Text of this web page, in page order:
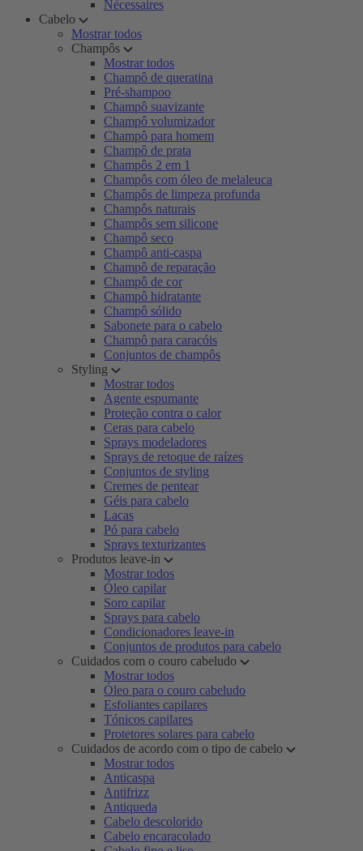
Nécessaires
Cabelo
Mostrar todos
Champôs
Mostrar todos
Champô de queratina
Pré-shampoo
Champô suavizante
Champô volumizador
Champô para homem
Champô de prata
Champôs 2 em 1
Champôs com óleo de melaleuca
Champôs de limpeza profunda
Champôs naturais
Champôs sem silicone
Champô seco
Champô anti-caspa
Champô de reparação
Champô de cor
Champô hidratante
Champô sólido
Sabonete para o cabelo
Champô para caracóis
Conjuntos de champôs
Styling
Mostrar todos
Agente espumante
Proteção contra o calor
Ceras para cabelo
Sprays modeladores
Sprays de retoque de raízes
Conjuntos de styling
Cremes de pentear
Géis para cabelo
Lacas
Pó para cabelo
Sprays texturizantes
Produtos leave-in
Mostrar todos
Óleo capilar
Soro capilar
Sprays para cabelo
Condicionadores leave-in
Conjuntos de produtos para cabelo
Cuidados com o couro cabeludo
Mostrar todos
Óleo para o couro cabeludo
Esfoliantes capilares
Tónicos capilares
Protetores solares para cabelo
Cuidados de acordo com o tipo de cabelo
Mostrar todos
Anticaspa
Antifrizz
Antiqueda
Cabelo descolorido
Cabelo encaracolado